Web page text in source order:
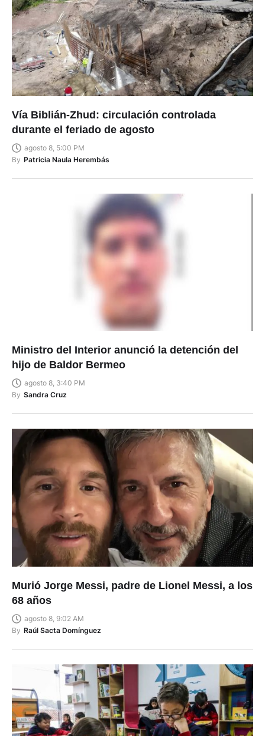
Vía Biblián-Zhud: circulación controlada
durante el feriado de agosto
agosto 8, 5:00 PM
By Patricia Naula Herembás
Ministro del Interior anunció la detención del
hijo de Baldor Bermeo
agosto 8, 3:40 PM
By Sandra Cruz
Murió Jorge Messi, padre de Lionel Messi, a los
68 años
agosto 8, 9:02 AM
By Raúl Sacta Domínguez